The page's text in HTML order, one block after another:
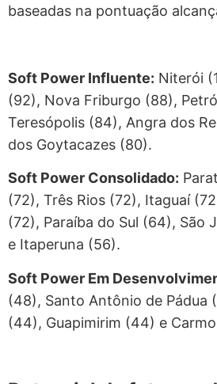
baseadas na pontuação
Soft Power Influente: Niterói
(92), Nova Friburgo (88),
Teresópolis (84), Angra dos
dos Goytacazes (80).
Soft Power Consolidado:
(72), Três Rios (72), Itaguaí
(72), Paraíba do Sul (64), São
e Itaperuna (56).
Soft Power Em
(48), Santo Antônio de Pádua
(44), Guapimirim (44) e